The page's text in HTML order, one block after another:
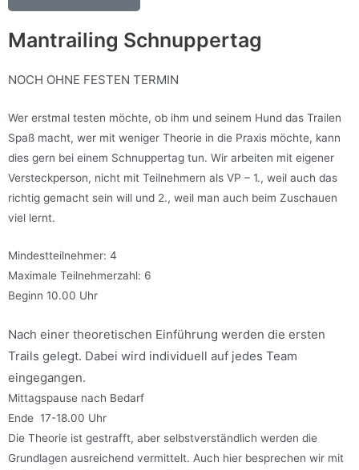
Mantrailing Schnuppertag
NOCH OHNE FESTEN TERMIN
Wer erstmal testen möchte, ob ihm und seinem Hund das Trailen
Spaß macht, wer mit weniger Theorie in die Praxis möchte, kann
dies gern bei einem Schnuppertag tun. Wir arbeiten mit eigener
Versteckperson, nicht mit Teilnehmern als VP – 1., weil auch das
richtig gemacht sein will und 2., weil man auch beim Zuschauen
viel lernt.
Mindestteilnehmer: 4
Maximale Teilnehmerzahl: 6
Beginn 10.00 Uhr
Nach einer theoretischen Einführung werden die ersten
Trails gelegt. Dabei wird individuell auf jedes Team
eingegangen.
Mittagspause nach Bedarf
Ende 17-18.00 Uhr
Die Theorie ist gestrafft, aber selbstverständlich werden die
Grundlagen ausreichend vermittelt. Auch hier besprechen wir mit